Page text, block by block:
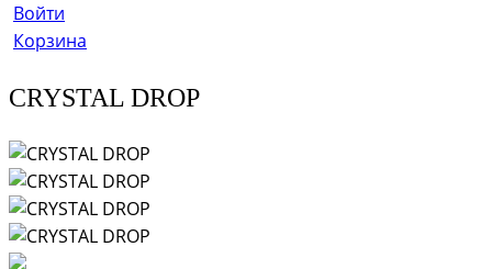
Войти
Корзина
CRYSTAL DROP